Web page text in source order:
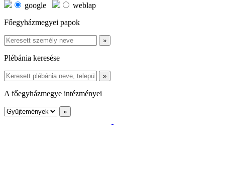
google
weblap
Főegyházmegyei papok
Plébánia keresése
A főegyházmegye intézményei